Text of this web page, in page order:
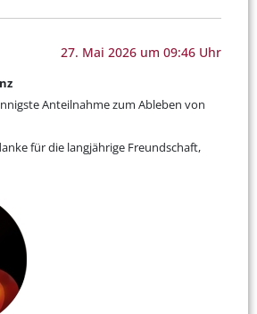
27. Mai 2026 um 09:46 Uhr
Anteilnahme zum Ableben von
für die langjährige Freundschaft,